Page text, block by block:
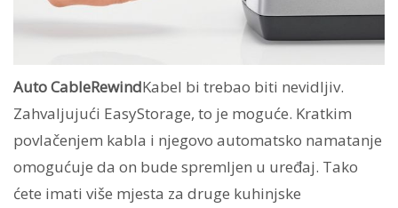
Auto CableRewindKabel bi trebao biti nevidljiv.
Zahvaljujući EasyStorage, to je moguće. Kratkim
povlačenjem kabla i njegovo automatsko namatanje
omogućuje da on bude spremljen u uređaj. Tako
ćete imati više mjesta za druge kuhinjske